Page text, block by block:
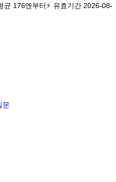
균 176엔부터⚡ 유효기간 2026-08-
문
망 모두 플랜 완비! 유효기간
균 176엔부터⚡ 유효기간 2026-08-